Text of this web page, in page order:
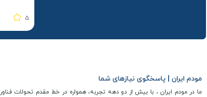
5
مودم ایران | پاسخگوی نیازهای شما
ما در مودم ایران ، با بیش از دو دهه تجربه، همواره در خط مقدم تحولات